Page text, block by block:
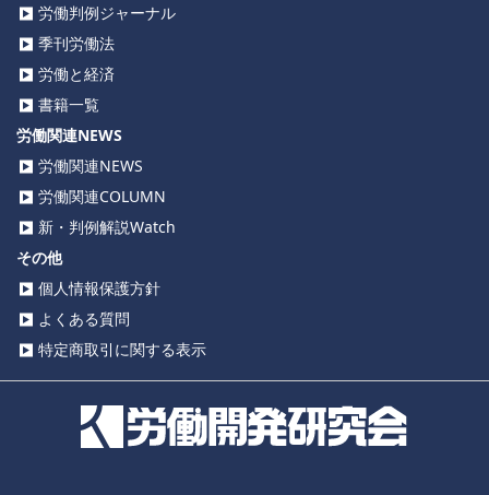
労働判例ジャーナル
季刊労働法
労働と経済
書籍一覧
労働関連NEWS
労働関連NEWS
労働関連COLUMN
新・判例解説Watch
その他
個人情報保護方針
よくある質問
特定商取引に関する表示